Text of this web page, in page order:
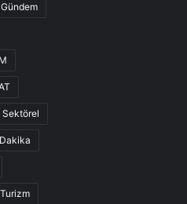
Gündem
Sektörel
Turizm